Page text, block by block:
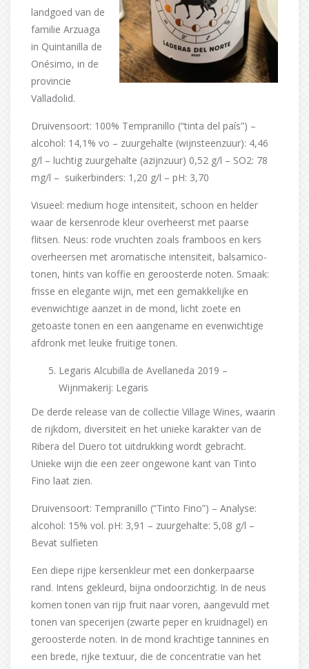
landgoed van de
familie Arzuaga
in Quintanilla de
Onésimo, in de
provincie
Valladolid.
Druivensoort: 100% Tempranillo (“tinta del país”) –
alcohol: 14,1% vo – zuurgehalte (wijnsteenzuur): 4,46
g/l – luchtig zuurgehalte (azijnzuur) 0,52 g/l – SO2: 78
mg/l – suikerbinders: 1,20 g/l – pH: 3,70
Visueel: medium hoge intensiteit, schoon en helder
waar de kersenrode kleur overheerst met paarse
flitsen. Neus: rode vruchten zoals framboos en kers
overheersen met aromatische intensiteit, balsamico-
tonen, hints van koffie en geroosterde noten. Smaak:
frisse en elegante wijn, met een gemakkelijke en
evenwichtige aanzet in de mond, licht zoete en
getoaste tonen en een aangename en evenwichtige
afdronk met leuke fruitige tonen.
Legaris Alcubilla de Avellaneda 2019 –
Wijnmakerij: Legaris
De derde release van de collectie Village Wines, waarin
de rijkdom, diversiteit en het unieke karakter van de
Ribera del Duero tot uitdrukking wordt gebracht.
Unieke wijn die een zeer ongewone kant van Tinto
Fino laat zien.
Druivensoort: Tempranillo (“Tinto Fino”) – Analyse:
alcohol: 15% vol. pH: 3,91 – zuurgehalte: 5,08 g/l –
Bevat sulfieten
Een diepe rijpe kersenkleur met een donkerpaarse
rand. Intens gekleurd, bijna ondoorzichtig. In de neus
komen tonen van rijp fruit naar voren, aangevuld met
tonen van specerijen (zwarte peper en kruidnagel) en
geroosterde noten. In de mond krachtige tannines en
een brede, rijke textuur, die de concentratie van het